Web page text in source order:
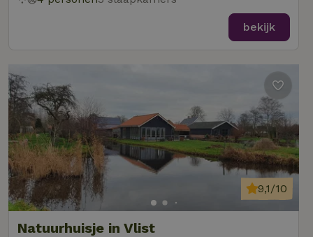
bekijk
Natuurhuisje in Vlist
9,1/10